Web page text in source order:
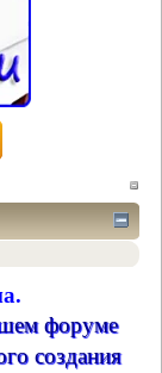
форуме
создания